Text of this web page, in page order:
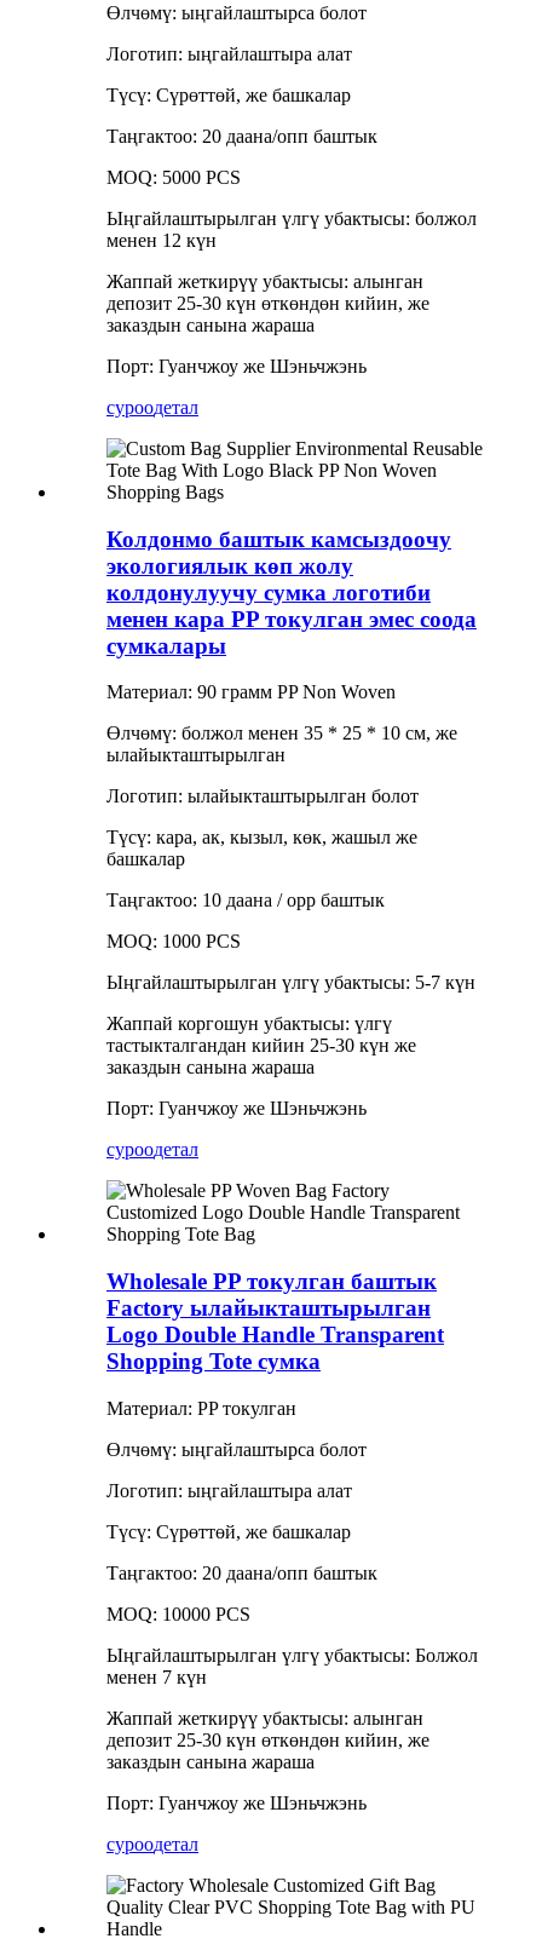
Өлчөмү: ыңгайлаштырса болот
Логотип: ыңгайлаштыра алат
Түсү: Сүрөттөй, же башкалар
Таңгактоо: 20 даана/опп баштык
MOQ: 5000 PCS
Ыңгайлаштырылган үлгү убактысы: болжол
менен 12 күн
Жаппай жеткирүү убактысы: алынган
депозит 25-30 күн өткөндөн кийин, же
заказдын санына жараша
Порт: Гуанчжоу же Шэньчжэнь
суроодетал
Колдонмо баштык камсыздоочу
экологиялык көп жолу
колдонулуучу сумка логотиби
менен кара PP токулган эмес соода
сумкалары
Материал: 90 грамм PP Non Woven
Өлчөмү: болжол менен 35 * 25 * 10 см, же
ылайыкташтырылган
Логотип: ылайыкташтырылган болот
Түсү: кара, ак, кызыл, көк, жашыл же
башкалар
Таңгактоо: 10 даана / opp баштык
MOQ: 1000 PCS
Ыңгайлаштырылган үлгү убактысы: 5-7 күн
Жаппай коргошун убактысы: үлгү
тастыкталгандан кийин 25-30 күн же
заказдын санына жараша
Порт: Гуанчжоу же Шэньчжэнь
суроодетал
Wholesale PP токулган баштык
Factory ылайыкташтырылган
Logo Double Handle Transparent
Shopping Tote сумка
Материал: PP токулган
Өлчөмү: ыңгайлаштырса болот
Логотип: ыңгайлаштыра алат
Түсү: Сүрөттөй, же башкалар
Таңгактоо: 20 даана/опп баштык
MOQ: 10000 PCS
Ыңгайлаштырылган үлгү убактысы: Болжол
менен 7 күн
Жаппай жеткирүү убактысы: алынган
депозит 25-30 күн өткөндөн кийин, же
заказдын санына жараша
Порт: Гуанчжоу же Шэньчжэнь
суроодетал